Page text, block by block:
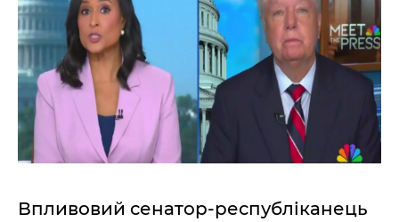
Впливовий сенатор-республіканець